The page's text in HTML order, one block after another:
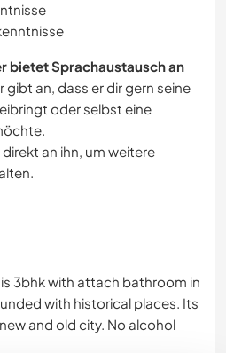
bietet Sprachaustausch an
gibt an, dass er dir gern seine
oder selbst eine
an ihn, um weitere
3bhk with attach bathroom in
with historical places. Its
and old city. No alcohol